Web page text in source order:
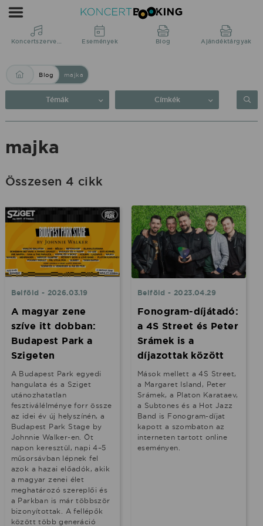
Blog:
majka
KoncertBooking
Közvetlenül
produkciótól.
Koncertszervezés Események Blog Ajándéktárgyak
Blog majka
Témák Címkék
majka
Összesen 4 cikk
Belföld - 2026.03.19
A magyar zene
szíve itt dobban:
Budapest Park a
Szigeten
A Budapest Park egyedi
hangulata és a Sziget
utánozhatatlan
fesztiválélménye forr össze
az idei év új helyszínén, a
Budapest Park Stage by
Johnnie Walker-en. Öt
napon keresztül, napi 4–5
műsorsávban lépnek fel
azok a hazai előadók, akik
a magyar zenei élet
meghatározó szereplői és
a Parkban is már többször
bizonyítottak. A fellépők
között több generáció
Belföld - 2023.04.29
Fonogram-díjátadó:
a 4S Street és Peter
Srámek is a
díjazottak között
Mások mellett a 4S Street,
a Margaret Island, Peter
Srámek, a Platon Karataev,
a Subtones és a Hot Jazz
Band is Fonogram-díjat
kapott a szombaton az
interneten tartott online
eseményen.